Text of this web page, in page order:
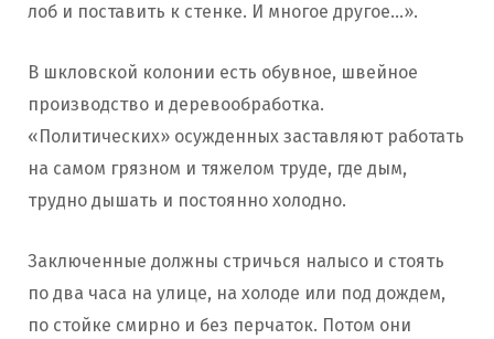
лоб и поставить к стенке. И многое другое…».
В шкловской колонии есть обувное, швейное
производство и деревообработка.
«Политических» осужденных заставляют работать
на самом грязном и тяжелом труде, где дым,
трудно дышать и постоянно холодно.
Заключенные должны стричься налысо и стоять
по два часа на улице, на холоде или под дождем,
по стойке смирно и без перчаток. Потом они